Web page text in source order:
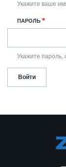
Укажите ваше
ПАРОЛЬ
Укажите пароль,